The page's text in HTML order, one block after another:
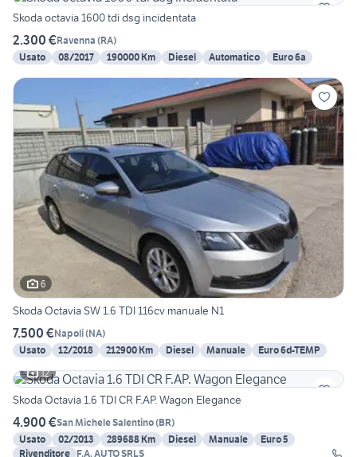
Skoda octavia 1600 tdi dsg incidentata
2.300 €Ravenna (RA)
Usato
08/2017 190000 Km Diesel Automatico Euro 6a
6
Skoda Octavia SW 1.6 TDI 116cv manuale N1
7.500 €Napoli(NA)
Usato
12/2018 212900 Km Diesel Manuale
Euro 6d-TEMP
12
Skoda Octavia 1.6 TDI CR F.AP. Wagon Elegance
4.900 €San Michele Salentino(BR)
Usato
02/2013 289688 Km Diesel Manuale
Euro 5
Rivenditore F.A. AUTO SRLS